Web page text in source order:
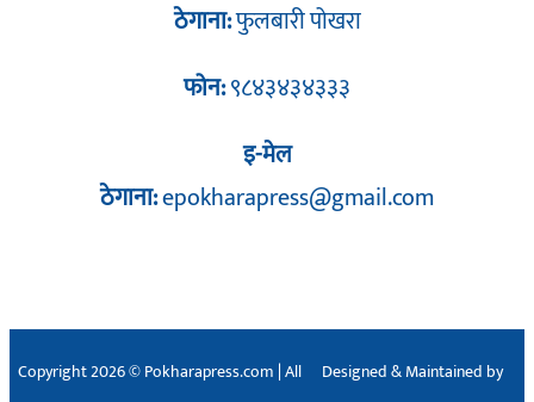
ठेगाना:फुलबारी पोखरा
फोन:९८४३४३४३३३
इ-मेल
ठेगाना:epokharapress@gmail.com
Copyright 2026 © Pokharapress.com | All
Designed & Maintained by